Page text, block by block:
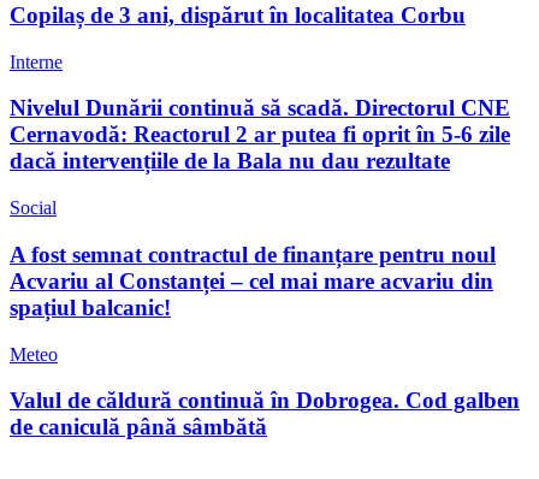
Copilaș de 3 ani, dispărut în localitatea Corbu
Interne
Nivelul Dunării continuă să scadă. Directorul CNE
Cernavodă: Reactorul 2 ar putea fi oprit în 5-6 zile
dacă intervențiile de la Bala nu dau rezultate
Social
A fost semnat contractul de finanțare pentru noul
Acvariu al Constanței – cel mai mare acvariu din
spațiul balcanic!
Meteo
Valul de căldură continuă în Dobrogea. Cod galben
de caniculă până sâmbătă